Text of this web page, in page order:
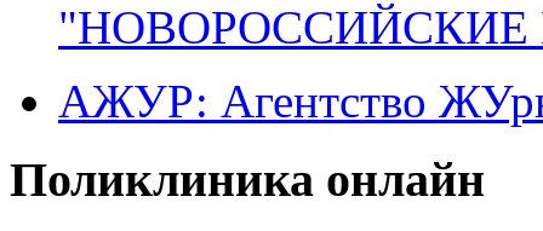
"НОВОРОССИЙСКИЕ
АЖУР: Агентство
Поликлиника онлайн